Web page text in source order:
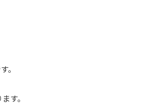
。
す。